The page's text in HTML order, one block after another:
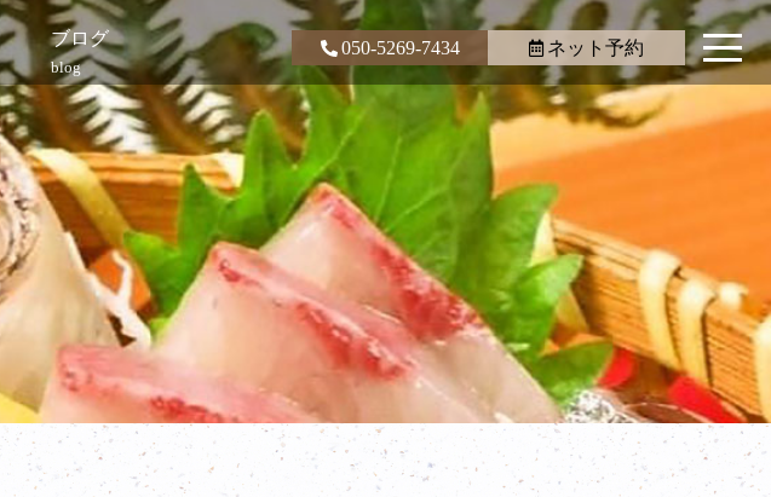
ブログ
blog
050-5269-7434 ネット予約